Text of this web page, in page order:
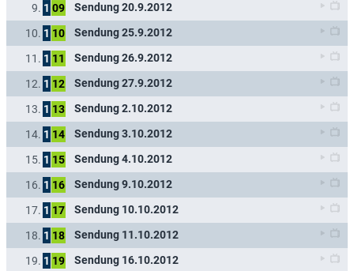
9. 1 09 Sendung 20.9.2012
10. 1 10 Sendung 25.9.2012
11. 1 11 Sendung 26.9.2012
12. 1 12 Sendung 27.9.2012
13. 1 13 Sendung 2.10.2012
14. 1 14 Sendung 3.10.2012
15. 1 15 Sendung 4.10.2012
16. 1 16 Sendung 9.10.2012
17. 1 17 Sendung 10.10.2012
18. 1 18 Sendung 11.10.2012
19. 1 19 Sendung 16.10.2012